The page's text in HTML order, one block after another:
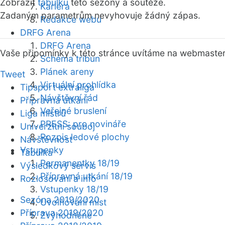
Kariéra
Redakce webu
DRFG Arena
DRFG Arena
Schéma tribun
Plánek areny
Virtuální prohlídka
Návštěvní řád
Veřejné bruslení
PRESS: pro novináře
Rozpis ledové plochy
Vstupenky
Permanentky 18/19
Přípravná utkání 18/19
Vstupenky 18/19
Uvolňování míst
Zvýhodněné
Zobrazit tabulku této sezóny a soutěže.
Zadaným parametrům nevyhovuje žádný zápas.
Vaše připomínky k této stránce uvítáme na webmaster
Tweet
Tipsport extraliga
Přípravná utkání
Liga mistrů
Univerzitní souboj
Návštěvnost
Tabulka
Výsledkový servis
Rozlosování a info
Sezóna 2019/2020
Příprava 2019/2020